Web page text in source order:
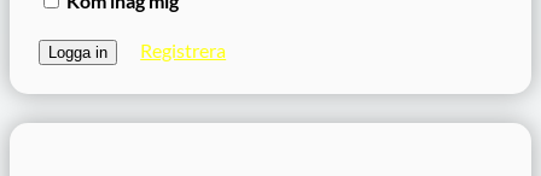
Registrera